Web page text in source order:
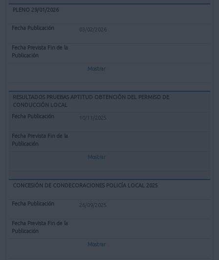
PLENO 29/01/2026
03/02/2026
Mostrar
RESULTADOS PRUEBAS APTITUD OBTENCIÓN DEL PERMISO DE
CONDUCCIÓN LOCAL
10/11/2025
Mostrar
CONCESIÓN DE CONDECORACIONES POLICÍA LOCAL 2025
26/09/2025
Mostrar